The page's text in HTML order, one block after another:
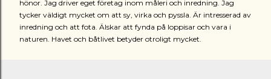
hönor. Jag driver eget företag inom måleri och inredning. Jag
tycker väldigt mycket om att sy, virka och pyssla. Är intresserad av
inredning och att fota. Älskar att fynda på loppisar och vara i
naturen. Havet och båtlivet betyder otroligt mycket.